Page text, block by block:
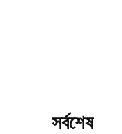
সর্বশেষ